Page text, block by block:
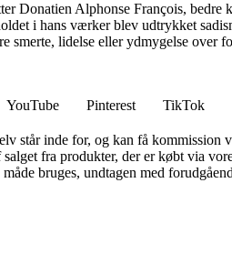
Donatien Alphonse François,
i hans værker blev udtrykket
smerte, lidelse eller ydmygelse over
YouTube Pinterest TikTok
står inde for, og kan få kommission
fra produkter, der er købt via
bruges, undtagen med